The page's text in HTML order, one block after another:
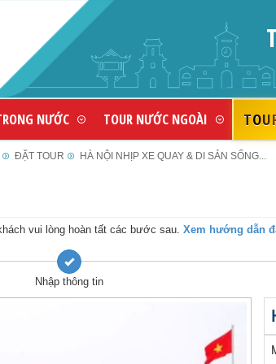
NƯỚC TOUR NƯỚC NGOÀI
ĐẶT TOUR HÀ NỘI NHỊP XE QUAY & DI SẢN SỐNG...
vui lòng hoàn tất các bước sau. Xem hướng dẫn
Nhập thông tin